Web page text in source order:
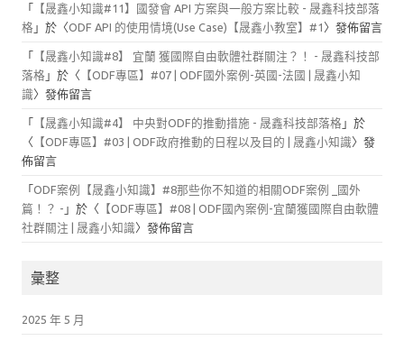
「
【晟鑫小知識#11】國發會 API 方案與一般方案比較 - 晟鑫科技部落
格 」於〈ODF API 的使用情境(Use Case)【晟鑫小教室】#1 〉發佈留言
「
【晟鑫小知識#8】 宜蘭 獲國際自由軟體社群關注？！ - 晟鑫科技部
落格 」於〈 【ODF專區】#07 | ODF國外案例-英國-法國 | 晟鑫小知
識〉發佈留言
「 【晟鑫小知識#4】 中央對ODF的推動措施 - 晟鑫科技部落格 」於
〈 【ODF專區】#03 | ODF政府推動的日程以及目的 | 晟鑫小知識〉發
佈留言
「 ODF案例【晟鑫小知識】#8那些你不知道的相關ODF案例 _國外
篇！？ - 」於〈 【ODF專區】#08 | ODF國內案例-宜蘭獲國際自由軟體
社群關注 | 晟鑫小知識〉發佈留言
彙整
2025 年 5 月